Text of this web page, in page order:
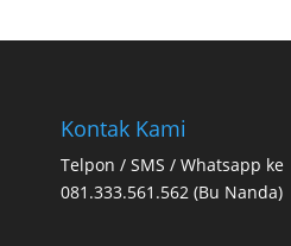
Kontak Kami
Telpon / SMS / Whatsapp ke
081.333.561.562 (Bu Nanda)